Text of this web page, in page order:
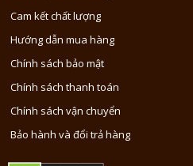
Cam kết chất lượng
Hướng dẫn mua hàng
Chính sách bảo mật
Chính sách thanh toán
Chính sách vận chuyển
Bảo hành và đổi trả hàng